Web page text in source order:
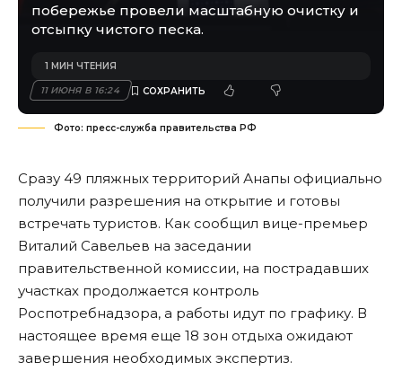
побережье провели масштабную очистку и
отсыпку чистого песка.
11 ИЮНЯ В 16:24
1 МИН ЧТЕНИЯ
Фото: пресс-служба правительства РФ
Сразу 49 пляжных территорий Анапы официально
получили разрешения на открытие и готовы
встречать туристов. Как сообщил вице-премьер
Виталий Савельев на заседании
правительственной комиссии, на пострадавших
участках продолжается контроль
Роспотребнадзора, а работы идут по графику. В
настоящее время еще 18 зон отдыха ожидают
завершения необходимых экспертиз.